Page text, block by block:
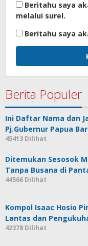
Beritahu saya
melalui surel.
Beritahu saya
Berita Populer
Ini Daftar Nama dan
Pj.Gubernur Papua
45413 Dilihat
Ditemukan Sesosok
Tanpa Busana di
44566 Dilihat
Kompol Isaac Hosio
Lantas dan
42378 Dilihat